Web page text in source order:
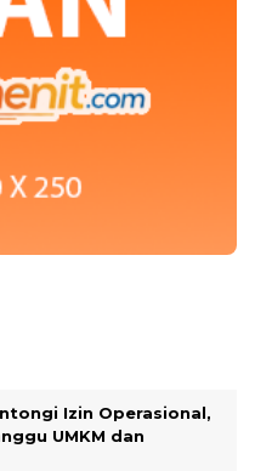
Izin Operasional,
UMKM dan